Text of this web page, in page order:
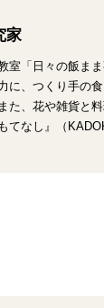
家
室「日々の飯ま
に、つくり手の
た、花や雑貨と
てなし』（